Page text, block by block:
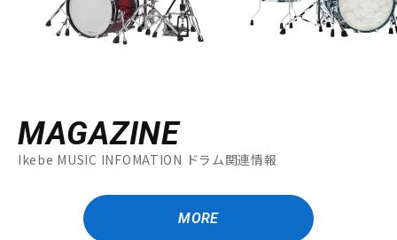
MAGAZINE
Ikebe MUSIC INFOMATION ドラム関連情報
MORE